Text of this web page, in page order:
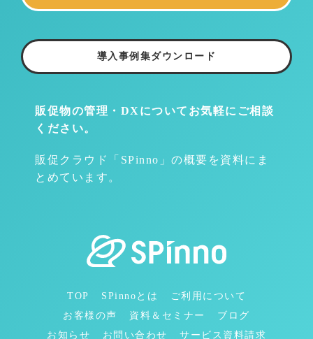
販促物の管理・DXについて お気軽にご相談
ください。
販促クラウド「SPinno」の概要を資料にま
とめています。
導入事例集ダウンロード
TOP SPinnoとは
ご利用について
お客様の声
資料＆セミナー
ブログ
お知らせ
お問い合わせ サービス資料請求